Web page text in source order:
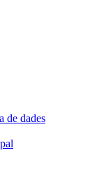
de dades